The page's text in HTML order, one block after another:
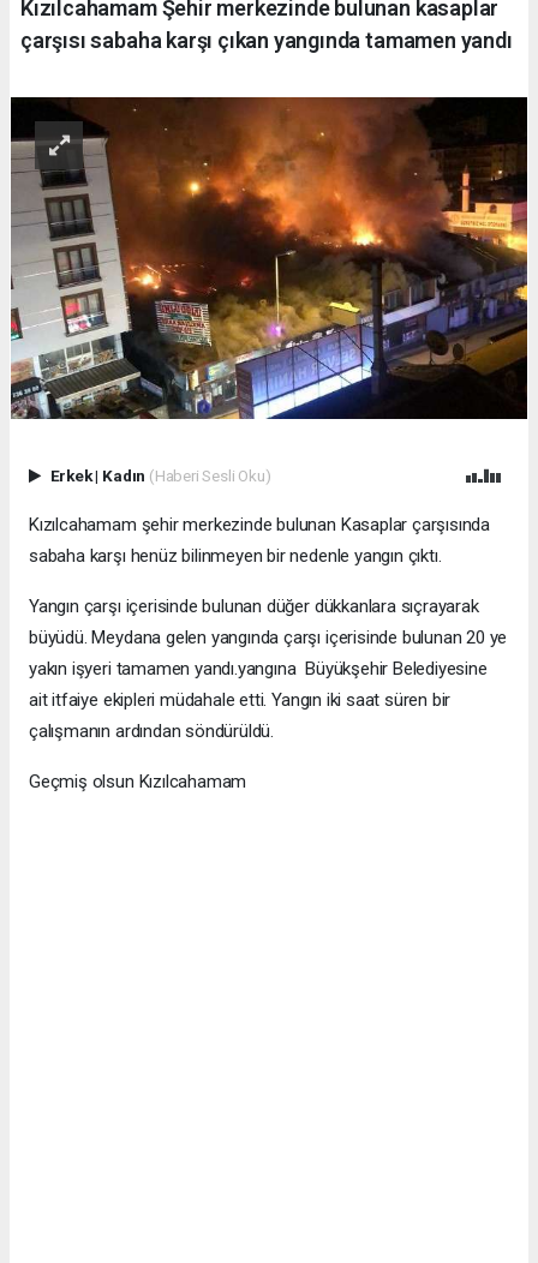
Kızılcahamam Şehir merkezinde bulunan kasaplar
çarşısı sabaha karşı çıkan yangında tamamen yandı
Erkek| Kadın (Haberi Sesli Oku)
Kızılcahamam şehir merkezinde bulunan Kasaplar çarşısında
sabaha karşı henüz bilinmeyen bir nedenle yangın çıktı.
Yangın çarşı içerisinde bulunan düğer dükkanlara sıçrayarak
büyüdü. Meydana gelen yangında çarşı içerisinde bulunan 20 ye
yakın işyeri tamamen yandı.yangına Büyükşehir Belediyesine
ait itfaiye ekipleri müdahale etti. Yangın iki saat süren bir
çalışmanın ardından söndürüldü.
Geçmiş olsun Kızılcahamam